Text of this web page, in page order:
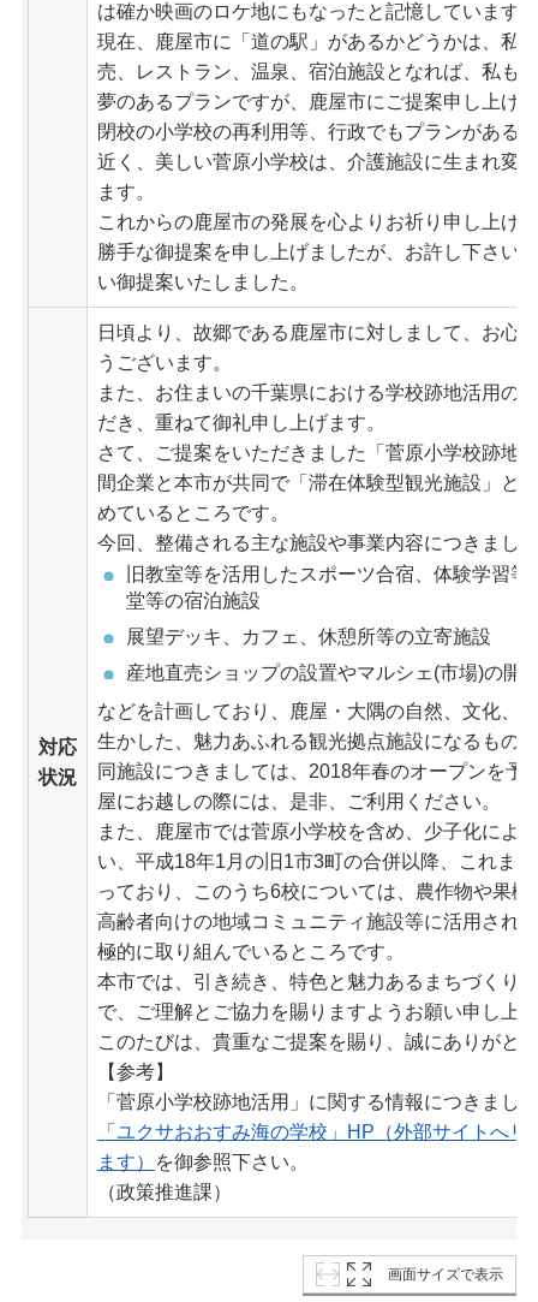
は確か映画のロケ地にもなったと記憶しています。
現在、鹿屋市に「道の駅」があるかどうかは、私
売、レストラン、温泉、宿泊施設となれば、私も
夢のあるプランですが、鹿屋市にご提案申し上げ
閉校の小学校の再利用等、行政でもプランがある
近く、美しい菅原小学校は、介護施設に生まれ変
ます。
これからの鹿屋市の発展を心よりお祈り申し上げ
勝手な御提案を申し上げましたが、お許し下さい
い御提案いたしました。
対応
状況
日頃より、故郷である鹿屋市に対しまして、お心
うございます。
また、お住まいの千葉県における学校跡地活用の
だき、重ねて御礼申し上げます。
さて、ご提案をいただきました「菅原小学校跡地
間企業と本市が共同で「滞在体験型観光施設」と
めているところです。
今回、整備される主な施設や事業内容につきまし
旧教室等を活用したスポーツ合宿、体験学習
堂等の宿泊施設
展望デッキ、カフェ、休憩所等の立寄施設
産地直売ショップの設置やマルシェ(市場)の開
などを計画しており、鹿屋・大隅の自然、文化、
生かした、魅力あふれる観光拠点施設になるもの
同施設につきましては、2018年春のオープンを予
屋にお越しの際には、是非、ご利用ください。
また、鹿屋市では菅原小学校を含め、少子化によ
い、平成18年1月の旧1市3町の合併以降、これま
っており、このうち6校については、農作物や果
高齢者向けの地域コミュニティ施設等に活用され
極的に取り組んでいるところです。
本市では、引き続き、特色と魅力あるまちづくり
で、ご理解とご協力を賜りますようお願い申し上
このたびは、貴重なご提案を賜り、誠にありがと
【参考】
「菅原小学校跡地活用」に関する情報につきまし
「ユクサおおすみ海の学校」HP（外部サイトへ
ます）
を御参照下さい。
（政策推進課）
画面サイズで表示